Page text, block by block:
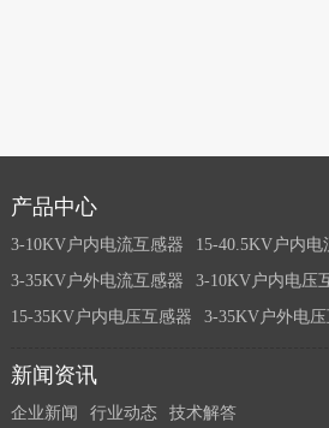
产品中心
3-10KV户内电流互感器
15-40.5KV户内电
3-35KV户外电流互感器
3-10KV户内电压
15-35KV户内电压互感器
3-35KV户外电
新闻资讯
企业新闻 行业动态 技术解答